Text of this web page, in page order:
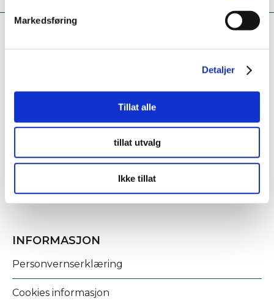
Markedsføring
Detaljer
Tillat alle
tillat utvalg
Ikke tillat
KONTAKT OSS
Fridtjof Nansens gate 21
8622 Mo i Rana
INFORMASJON
Personvernserklæring
Cookies informasjon